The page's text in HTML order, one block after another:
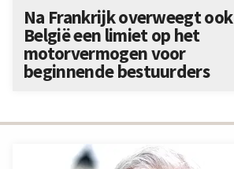
Na Frankrijk overweegt ook
België een limiet op het
motorvermogen voor
beginnende bestuurders